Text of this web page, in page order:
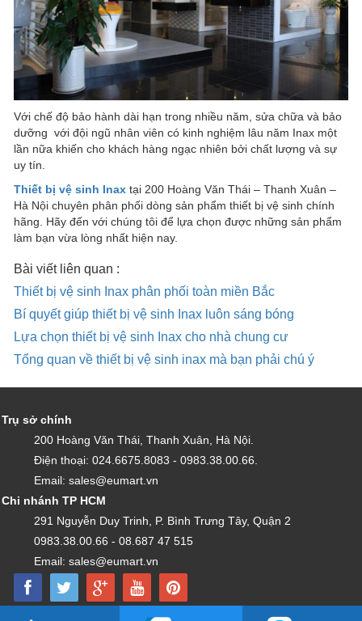
Với chế độ bảo hành dài hạn trong nhiều năm, sửa chữa và bảo
dưỡng với đội ngũ nhân viên có kinh nghiệm lâu năm Inax một
lần nữa khiến cho khách hàng ngạc nhiên bởi chất lượng và sự
uy tín.
Thiết bị vệ sinh Inax tại 200 Hoàng Văn Thái – Thanh Xuân –
Hà Nội chuyên phân phối dòng sản phẩm thiết bị vệ sinh chính
hãng. Hãy đến với chúng tôi để lựa chọn được những sản phẩm
làm bạn vừa lòng nhất hiện nay.
Bài viết liên quan :
Thiết bị vệ sinh Inax phân phối toàn miền Bắc
Bí quyết giúp thiết bị vệ sinh Inax luôn sáng bóng
Lựa chọn thiết bị vệ sinh Inax cho nhà chung cư
Tổng quan về thiết bị vệ sinh inax mà bạn phải chú ý
Trụ sở chính
200 Hoàng Văn Thái, Thanh Xuân, Hà Nội.
Điện thoại: 024.6675.8083 - 0983.38.00.66.
Email: sales@eumart.vn
Chi nhánh TP HCM
291 Nguyễn Duy Trinh, P. Bình Trưng Tây, Quận 2
0983.38.00.66 - 08.687 47 515
Email: sales@eumart.vn